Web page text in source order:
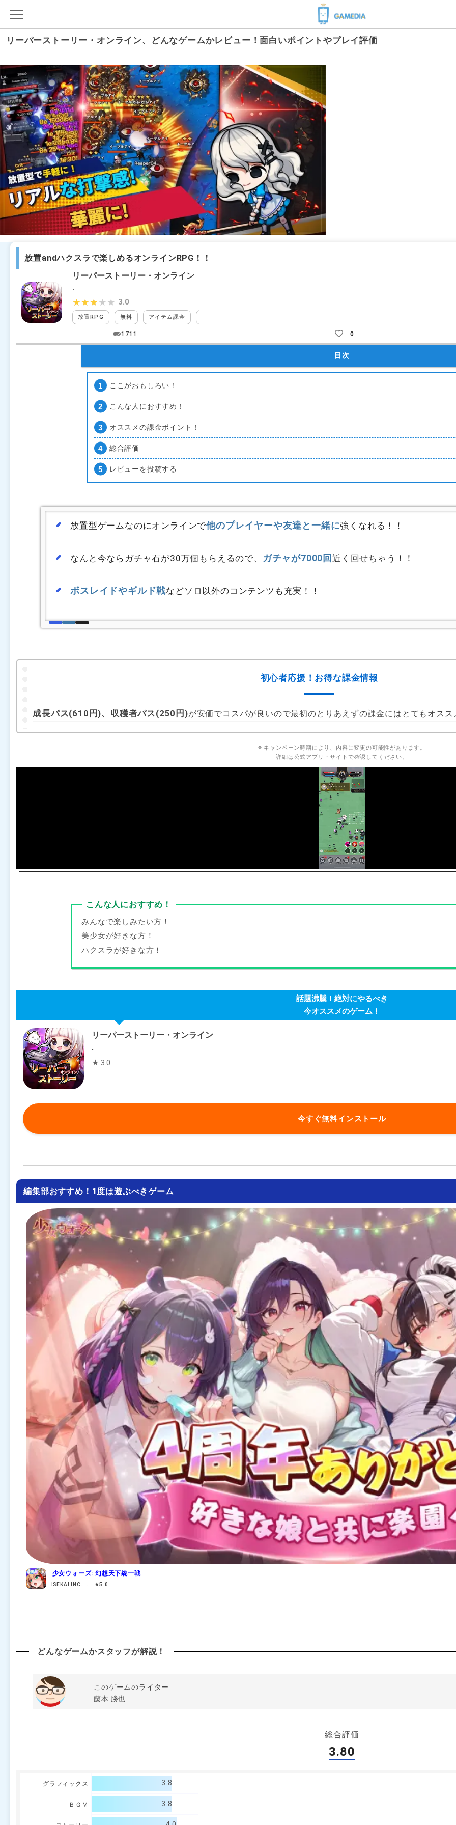
リーパーストーリー・オンライン、どんなゲームかレビュー！面白いポイントやプレイ評価
放置andハクスラで楽しめるオンラインRPG！！
リーパーストーリー・オンライン
-
放置RPG 無料 アイテム課金
★★★★★
★★★★★ 3.0
1711 0
目次
ここがおもしろい！
こんな人におすすめ！
オススメの課金ポイント！
総合評価
レビューを投稿する
放置型ゲームなのにオンラインで他のプレイヤーや友達と一緒に強くなれる！！
なんと今ならガチャ石が30万個もらえるので、 ガチャが7000回 近く回せちゃう！！
ボスレイドやギルド戦などソロ以外のコンテンツも充実！！
初心者応援！お得な課金情報
成長パス(610円)、収穫者パス(250円)が安価でコスパが良いので最初のとりあえずの課金にはとてもオスス
※ キャンペーン時期により、内容に変更の可能性があります。
詳細は公式アプリ・サイトで確認してください。
こんな人におすすめ！
みんなで楽しみたい方！
美少女が好きな方！
ハクスラが好きな方！
話題沸騰！絶対にやるべき
今オススメのゲーム！
リーパーストーリー・オンライン
-
★ 3.0
今すぐ無料インストール
編集部おすすめ！1度は遊ぶべきゲーム
少女ウォーズ: 幻想天下統一戦
ISEKAI INC.... ★5.0
どんなゲームかスタッフが解説！
このゲームのライター
藤本 勝也
総合評価
3.80
グラフィックス 3.8
ＢＧＭ 3.8